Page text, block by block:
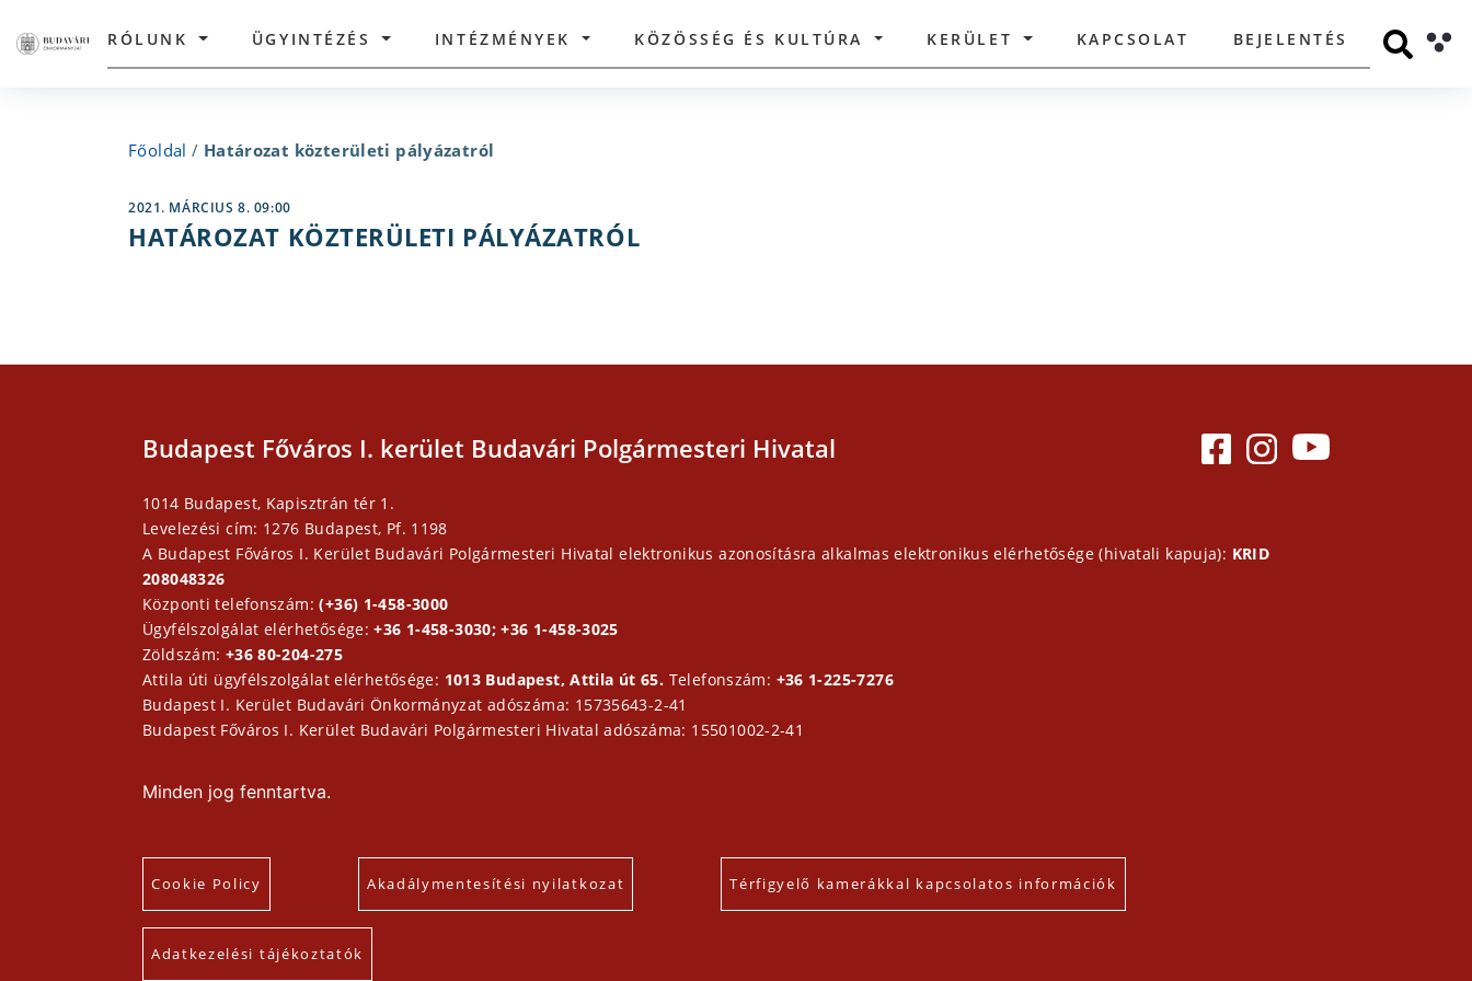
RÓLUNK ÜGYINTÉZÉS INTÉZMÉNYEK KÖZÖSSÉG ÉS KULTÚRA KERÜLET KAPCSOLAT BEJELENTÉS
Főoldal / Határozat közterületi pályázatról
2021. MÁRCIUS 8. 09:00
HATÁROZAT KÖZTERÜLETI PÁLYÁZATRÓL
Budapest Főváros I. kerület Budavári Polgármesteri Hivatal
1014 Budapest, Kapisztrán tér 1.
Levelezési cím: 1276 Budapest, Pf. 1198
A Budapest Főváros I. Kerület Budavári Polgármesteri Hivatal elektronikus azonosításra alkalmas elektronikus elérhetősége (hivatali kapuja): KRID
208048326
Központi telefonszám:(+36) 1-458-3000
Ügyfélszolgálat elérhetősége:+36 1-458-3030; +36 1-458-3025
Zöldszám: +36 80-204-275
Attila úti ügyfélszolgálat elérhetősége: 1013 Budapest, Attila út 65. Telefonszám: +36 1-225-7276
Budapest I. Kerület Budavári Önkormányzat adószáma: 15735643-2-41
Budapest Főváros I. Kerület Budavári Polgármesteri Hivatal adószáma: 15501002-2-41
Minden jog fenntartva.
Cookie Policy Akadálymentesítési nyilatkozat Térfigyelő kamerákkal kapcsolatos információk
Adatkezelési tájékoztatók